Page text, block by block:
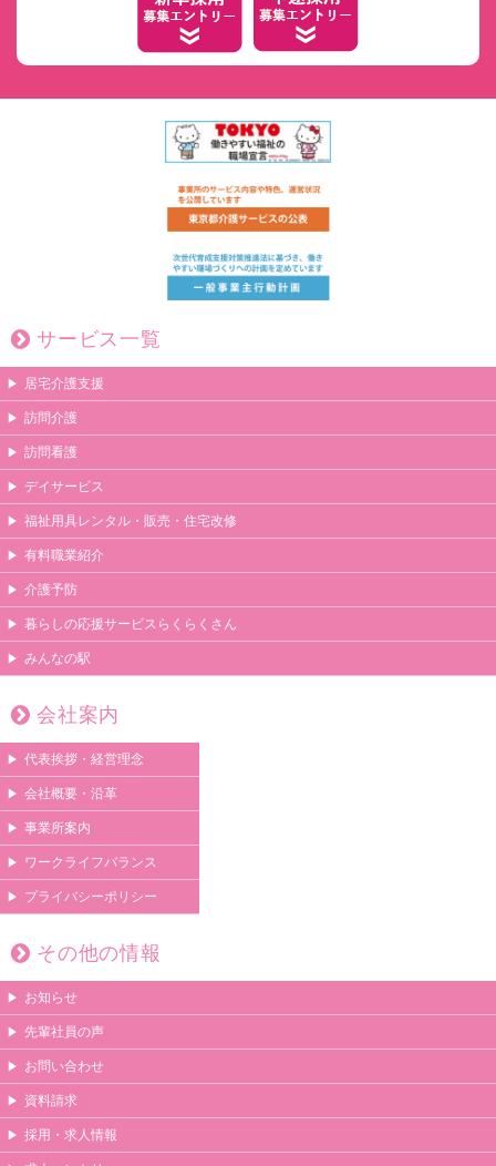
サービス一覧
居宅介護支援
訪問介護
訪問看護
デイサービス
福祉用具レンタル・販売・住宅改修
有料職業紹介
介護予防
暮らしの応援サービスらくらくさん
みんなの駅
会社案内
代表挨拶・経営理念
会社概要・沿革
事業所案内
ワークライフバランス
プライバシーポリシー
その他の情報
お知らせ
先輩社員の声
お問い合わせ
資料請求
採用・求人情報